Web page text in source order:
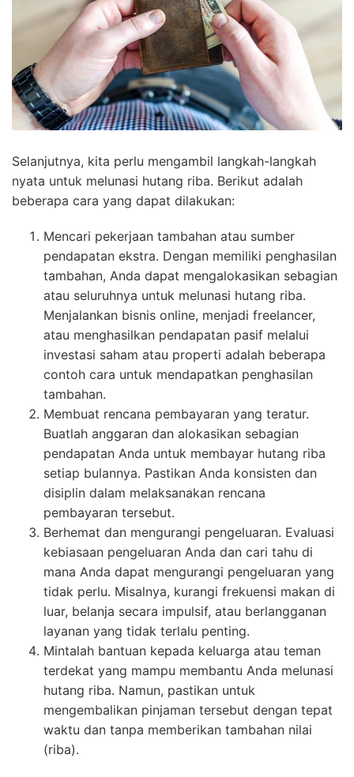
Selanjutnya, kita perlu mengambil langkah-langkah
nyata untuk melunasi hutang riba. Berikut adalah
beberapa cara yang dapat dilakukan:
Mencari pekerjaan tambahan atau sumber
pendapatan ekstra. Dengan memiliki penghasilan
tambahan, Anda dapat mengalokasikan sebagian
atau seluruhnya untuk melunasi hutang riba.
Menjalankan bisnis online, menjadi freelancer,
atau menghasilkan pendapatan pasif melalui
investasi saham atau properti adalah beberapa
contoh cara untuk mendapatkan penghasilan
tambahan.
Membuat rencana pembayaran yang teratur.
Buatlah anggaran dan alokasikan sebagian
pendapatan Anda untuk membayar hutang riba
setiap bulannya. Pastikan Anda konsisten dan
disiplin dalam melaksanakan rencana
pembayaran tersebut.
Berhemat dan mengurangi pengeluaran. Evaluasi
kebiasaan pengeluaran Anda dan cari tahu di
mana Anda dapat mengurangi pengeluaran yang
tidak perlu. Misalnya, kurangi frekuensi makan di
luar, belanja secara impulsif, atau berlangganan
layanan yang tidak terlalu penting.
Mintalah bantuan kepada keluarga atau teman
terdekat yang mampu membantu Anda melunasi
hutang riba. Namun, pastikan untuk
mengembalikan pinjaman tersebut dengan tepat
waktu dan tanpa memberikan tambahan nilai
(riba).